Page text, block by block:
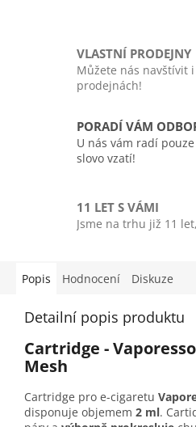
VLASTNÍ PRODEJNY
Můžete nás navštívit
prodejnách!
PORADÍ VÁM
U nás vám radí
slovo vzatí!
11 LET S VÁMI
Jsme na trhu již 11
Popis Hodnocení Diskuze
Detailní popis produktu
Cartridge -
Mesh
Cartridge pro e-cigaretu
disponuje objemem 2 ml.